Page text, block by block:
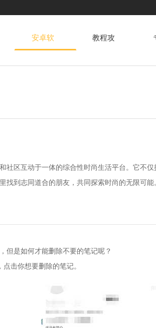
安卓软 教程攻
社区互动于一体的综合性时尚生活平台。它不
找到志同道合的朋友，共同探索时尚的无限可
但是如何才能删除不要的笔记呢？
击你想要删除的笔记。